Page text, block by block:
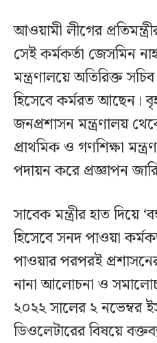
আওয়ামী লীগের
সেই কর্মকর্তা জেসমিন
মন্ত্রণালয়ে অতিরিক্ত
হিসেবে কর্মরত আছেন।
জনপ্রশাসন মন্ত্রণালয়
প্রাথমিক ও গণশিক্ষা
পদায়ন করে প্রজ্ঞাপন
সাবেক মন্ত্রীর হাত দিয়ে
হিসেবে সনদ পাওয়া
পাওয়ার পরপরই
নানা আলোচনা ও
২০২২ সালের ২ নভেম্বর
ডিওলেটারের বিষয়ে